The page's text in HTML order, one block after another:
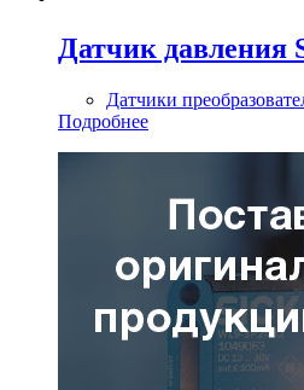
Датчик давления
Датчики
Подробнее